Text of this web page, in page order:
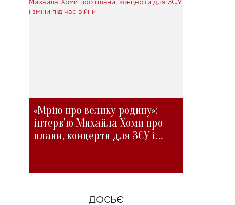
«Мрію про велику родину»:
інтерв'ю Михайла Хоми про
плани, концерти для ЗСУ і
ДОСЬЄ